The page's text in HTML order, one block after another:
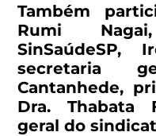
Também
Rumi
SinSaúdeSP,
secretaria
Cantanhede,
Dra. Thabata
geral do